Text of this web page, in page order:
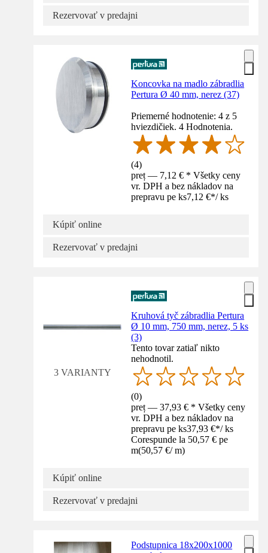
Rezervovať v predajni
Koncovka na madlo zábradlia
Pertura Ø 40 mm, nerez (37)
Priemerné hodnotenie: 4 z 5
hviezdičiek. 4 Hodnotenia.
(4)
preț — 7,12 € * Všetky ceny
vr. DPH a bez nákladov na
prepravu pe ks7,12 €*/ ks
Kúpiť online
Rezervovať v predajni
3 VARIANTY
Kruhová tyč zábradlia Pertura
Ø 10 mm, 750 mm, nerez, 5 ks
(3)
Tento tovar zatiaľ nikto
nehodnotil.
(0)
preț — 37,93 € * Všetky ceny
vr. DPH a bez nákladov na
prepravu pe ks37,93 €*/ ks
Corespunde la 50,57 € pe
m(50,57 €/ m)
Kúpiť online
Rezervovať v predajni
Podstupnica 18x200x1000